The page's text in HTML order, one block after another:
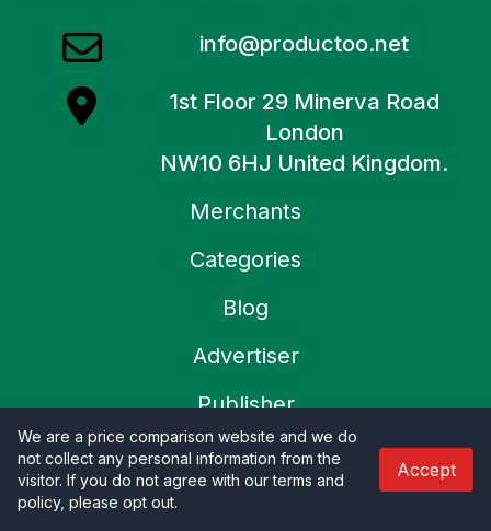
info@productoo.net
1st Floor 29 Minerva Road
London
NW10 6HJ United Kingdom.
Merchants
Categories
Blog
Advertiser
Publisher
À propos de nous
Contactez nous
We are a price comparison website and we do
not collect any personal information from the
visitor. If you do not agree with our terms and
policy, please opt out.
Accept